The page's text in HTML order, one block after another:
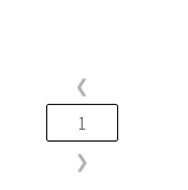
❮
1
❯